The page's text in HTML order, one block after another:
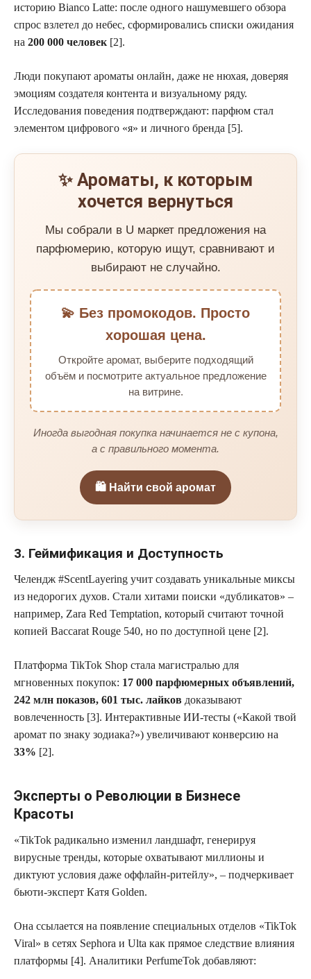
историю Bianco Latte: после одного нашумевшего обзора
спрос взлетел до небес, сформировались списки ожидания
на 200 000 человек [2].
Люди покупают ароматы онлайн, даже не нюхая, доверяя
эмоциям создателя контента и визуальному ряду.
Исследования поведения подтверждают: парфюм стал
элементом цифрового «я» и личного бренда [5].
✨ Ароматы, к которым
хочется вернуться
Мы собрали в U маркет предложения на
парфюмерию, которую ищут, сравнивают и
выбирают не случайно.
💫 Без промокодов. Просто
хорошая цена.
Откройте аромат, выберите подходящий
объём и посмотрите актуальное предложение
на витрине.
Иногда выгодная покупка начинается не с купона,
а с правильного момента.
🛍️ Найти свой аромат
3. Геймификация и Доступность
Челендж #ScentLayering учит создавать уникальные миксы
из недорогих духов. Стали хитами поиски «дубликатов» –
например, Zara Red Temptation, который считают точной
копией Baccarat Rouge 540, но по доступной цене [2].
Платформа TikTok Shop стала магистралью для
мгновенных покупок: 17 000 парфюмерных объявлений,
242 млн показов, 601 тыс. лайков доказывают
вовлеченность [3]. Интерактивные ИИ-тесты («Какой твой
аромат по знаку зодиака?») увеличивают конверсию на
33% [2].
Эксперты о Революции в Бизнесе
Красоты
«TikTok радикально изменил ландшафт, генерируя
вирусные тренды, которые охватывают миллионы и
диктуют условия даже оффлайн-ритейлу», – подчеркивает
бьюти-эксперт Катя Golden.
Она ссылается на появление специальных отделов «TikTok
Viral» в сетях Sephora и Ulta как прямое следствие влияния
платформы [4]. Аналитики PerfumeTok добавляют: